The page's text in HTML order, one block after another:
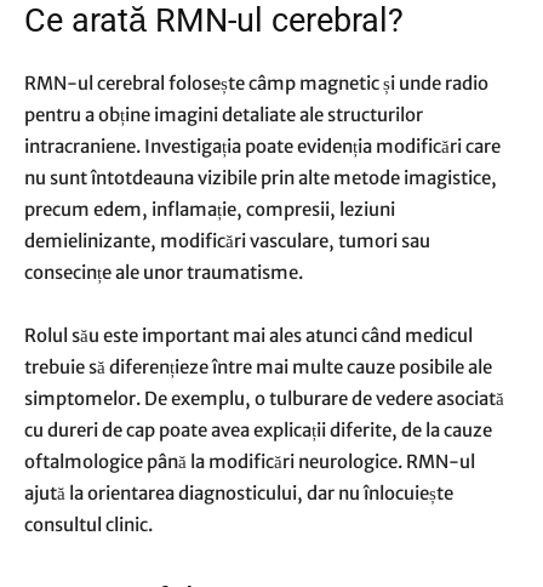
Ce arată RMN-ul cerebral?
RMN-ul cerebral folosește câmp magnetic și unde radio
pentru a obține imagini detaliate ale structurilor
intracraniene. Investigația poate evidenția modificări care
nu sunt întotdeauna vizibile prin alte metode imagistice,
precum edem, inflamație, compresii, leziuni
demielinizante, modificări vasculare, tumori sau
consecințe ale unor traumatisme.
Rolul său este important mai ales atunci când medicul
trebuie să diferențieze între mai multe cauze posibile ale
simptomelor. De exemplu, o tulburare de vedere asociată
cu dureri de cap poate avea explicații diferite, de la cauze
oftalmologice până la modificări neurologice. RMN-ul
ajută la orientarea diagnosticului, dar nu înlocuiește
consultul clinic.